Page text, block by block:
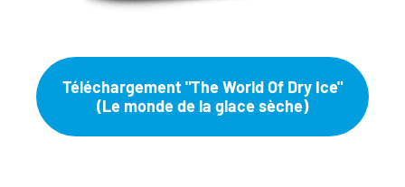
Téléchargement "The World Of Dry Ice"
(Le monde de la glace sèche)